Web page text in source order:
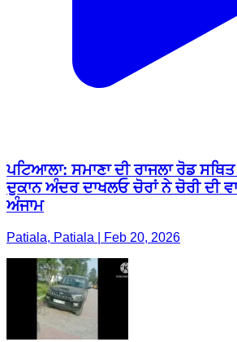
ਪਟਿਆਲਾ: ਸਮਾਣਾ ਦੀ ਰਾਜਲਾ ਰੋਡ
ਦੁਕਾਨ ਅੰਦਰ ਦਾਖਲਓ ਚੋਰਾਂ ਨੇ ਚੋਰੀ ਦੀ
ਅੰਜਾਮ
Patiala, Patiala | Feb 20, 2026